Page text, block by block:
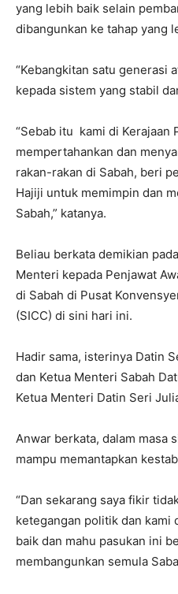
yang lebih baik selain
dibangunkan ke tahap yang
“Kebangkitan satu generasi
kepada sistem yang stabil
“Sebab itu kami di
mempertahankan dan
rakan-rakan di Sabah, beri
Hajiji untuk memimpin dan
Sabah,” katanya.
Beliau berkata demikian
Menteri kepada Penjawat
di Sabah di Pusat
(SICC) di sini hari ini.
Hadir sama, isterinya Datin
dan Ketua Menteri Sabah
Ketua Menteri Datin Seri
Anwar berkata, dalam masa
mampu memantapkan
“Dan sekarang saya fikir
ketegangan politik dan kami
baik dan mahu pasukan ini
membangunkan semula